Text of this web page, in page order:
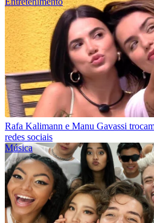
Rafa Kalimann e Manu Gavassi
redes sociais
Música